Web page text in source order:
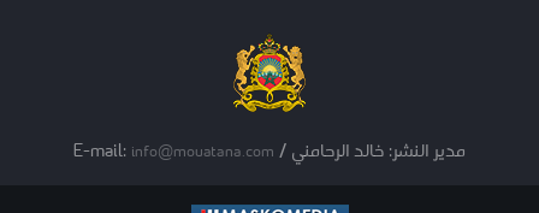
مدير النشر: خالد الرحامني / E-mail: info@mouatana.com